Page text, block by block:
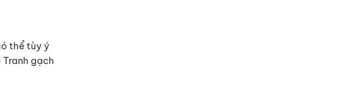
thể tùy ý
gạch